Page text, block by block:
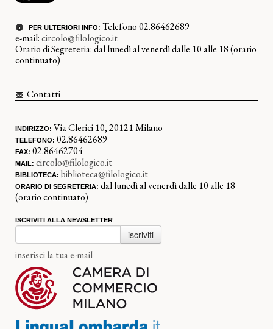
PER ULTERIORI INFO: Telefono 02.86462689
e-mail:circolo@filologico.it
Orario di Segreteria: dal lunedì al venerdì dalle 10 alle 18 (orario
continuato)
Contatti
INDIRIZZO: Via Clerici 10, 20121 Milano
TELEFONO: 02.86462689
FAX: 02.86462704
MAIL: circolo@filologico.it
BIBLIOTECA: biblioteca@filologico.it
ORARIO DI SEGRETERIA: dal lunedì al venerdì dalle 10 alle 18
(orario continuato)
ISCRIVITI ALLA NEWSLETTER
iscriviti
inserisci la tua e-mail